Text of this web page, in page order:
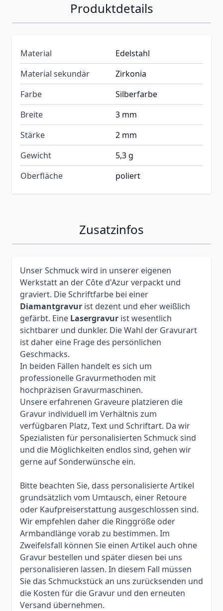
Produktdetails
Material
Edelstahl
Material sekundär
Zirkonia
Farbe
Silberfarbe
Breite
3 mm
Stärke
2 mm
Gewicht
5,3 g
Oberfläche
poliert
Zusatzinfos
Unser Schmuck wird in unserer eigenen
Werkstatt an der Côte d'Azur verpackt und
graviert. Die Schriftfarbe bei einer
Diamantgravur ist dezent und eher weißlich
gefärbt. Eine Lasergravur ist wesentlich
sichtbarer und dunkler. Die Wahl der Gravurart
ist daher eine Frage des persönlichen
Geschmacks.
In beiden Fällen handelt es sich um
professionelle Gravurmethoden mit
hochpräzisen Gravurmaschinen.
Unsere erfahrenen Graveure platzieren die
Gravur individuell im Verhältnis zum
verfügbaren Platz, Text und Schriftart. Da wir
Spezialisten für personalisierten Schmuck sind
und die Möglichkeiten endlos sind, gehen wir
gerne auf Sonderwünsche ein.
Bitte beachten Sie, dass personalisierte Artikel
grundsätzlich vom Umtausch, einer Retoure
oder Kaufpreiserstattung ausgeschlossen sind.
Wir empfehlen daher die Ringgröße oder
Armbandlänge vorab zu bestimmen. Im
Zweifelsfall können Sie einen Artikel auch ohne
Gravur bestellen und später diesen bei uns
personalisieren lassen. In diesem Fall müssen
Sie das Schmuckstück an uns zurücksenden und
die Kosten für die Gravur und den erneuten
Versand übernehmen.